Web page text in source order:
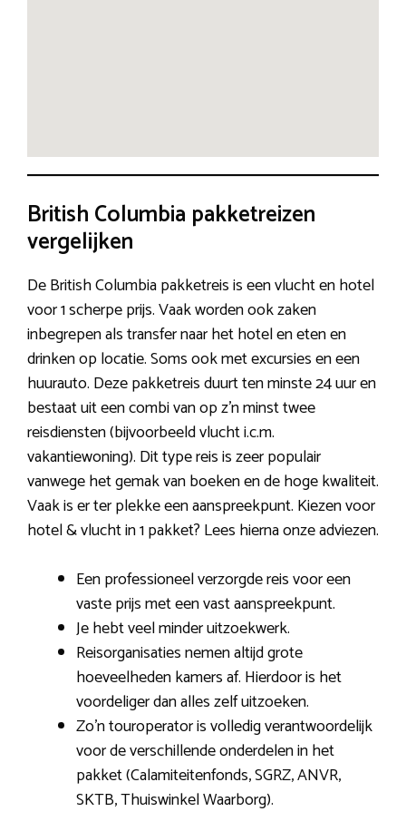
British Columbia pakketreizen
vergelijken
De British Columbia pakketreis is een vlucht en hotel
voor 1 scherpe prijs. Vaak worden ook zaken
inbegrepen als transfer naar het hotel en eten en
drinken op locatie. Soms ook met excursies en een
huurauto. Deze pakketreis duurt ten minste 24 uur en
bestaat uit een combi van op z’n minst twee
reisdiensten (bijvoorbeeld vlucht i.c.m.
vakantiewoning). Dit type reis is zeer populair
vanwege het gemak van boeken en de hoge kwaliteit.
Vaak is er ter plekke een aanspreekpunt. Kiezen voor
hotel & vlucht in 1 pakket? Lees hierna onze adviezen.
Een professioneel verzorgde reis voor een
vaste prijs met een vast aanspreekpunt.
Je hebt veel minder uitzoekwerk.
Reisorganisaties nemen altijd grote
hoeveelheden kamers af. Hierdoor is het
voordeliger dan alles zelf uitzoeken.
Zo’n touroperator is volledig verantwoordelijk
voor de verschillende onderdelen in het
pakket (Calamiteitenfonds, SGRZ, ANVR,
SKTB, Thuiswinkel Waarborg).